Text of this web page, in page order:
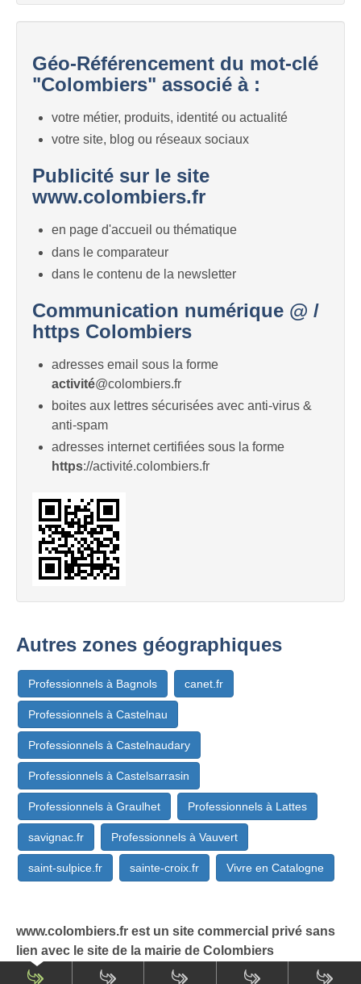
Géo-Référencement du mot-clé
"Colombiers" associé à :
votre métier, produits, identité ou actualité
votre site, blog ou réseaux sociaux
Publicité sur le site
www.colombiers.fr
en page d'accueil ou thématique
dans le comparateur
dans le contenu de la newsletter
Communication numérique @ /
https Colombiers
adresses email sous la forme
activité@colombiers.fr
boites aux lettres sécurisées avec anti-virus &
anti-spam
adresses internet certifiées sous la forme
https://activité.colombiers.fr
Autres zones géographiques
Professionnels à Bagnols canet.fr
Professionnels à Castelnau
Professionnels à Castelnaudary
Professionnels à Castelsarrasin
Professionnels à Graulhet Professionnels à Lattes
savignac.fr Professionnels à Vauvert
saint-sulpice.fr sainte-croix.fr Vivre en Catalogne
www.colombiers.fr est un site commercial privé sans
lien avec le site de la mairie de Colombiers